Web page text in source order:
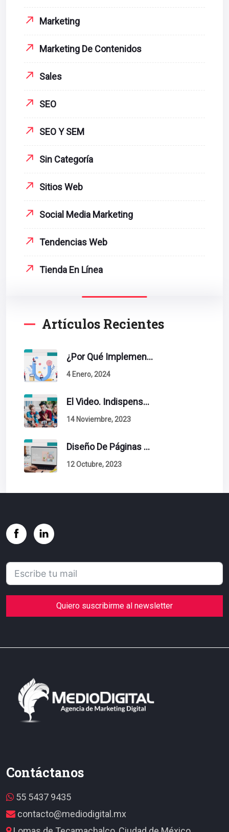
Marketing
Marketing De Contenidos
Sales
SEO
SEO Y SEM
Sin Categoría
Sitios Web
Social Media Marketing
Tendencias Web
Tienda En Línea
Artículos Recientes
¿Por Qué Implementar La Metodología Inbound Marketing En Tu Empresa?
4 Enero, 2024
El Video. Indispensable En Tu Estrategia De Contenidos.
14 Noviembre, 2023
Diseño De Páginas Web. Esto Debe Tener Un Sitio Exitoso.
12 Octubre, 2023
Quiero suscribirme al newsletter
Contáctanos
55 5437 9435
contacto@mediodigital.mx